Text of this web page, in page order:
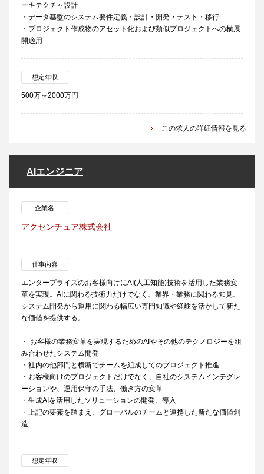
ーキテクチャ設計
・データ基盤のシステム要件定義・設計・開発・テスト・移行
・プロジェクト作成物のアセット化および類似プロジェクトへの横展
開適用
想定年収
500万～2000万円
この求人の詳細情報を見る
AIエンジニア
企業名
アクセンチュア株式会社
仕事内容
エンタープライズのお客様向けにAI(人工知能)技術を活用した業務変
革を実現。AIに関わる技術力だけでなく、業界・業務に関わる知見、
システム開発から運用に関わる幅広い専門知識や経験を活かして新た
な価値を提供する。
・ お客様の業務変革を実現するためのAIやその他のテクノロジーを組
み合わせたシステム開発
・社内の他部門と横断でチームを組成してのプロジェクト推進
・お客様向けのプロジェクトだけでなく、自社のシステムインテグレ
ーションや、運用保守の手法、働き方の変革
・生成AIを活用したソリューションの開発、導入
・上記の要素を踏まえ、グローバルのチームと連携した新たな価値創
造
想定年収